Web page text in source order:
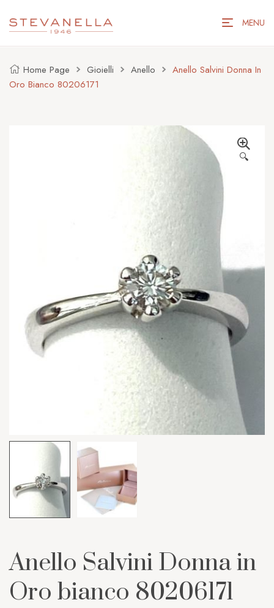
MENU
Home Page Gioielli Anello
Anello Salvini Donna In
Oro Bianco 80206171
🔍
Anello Salvini Donna in
Oro bianco 80206171